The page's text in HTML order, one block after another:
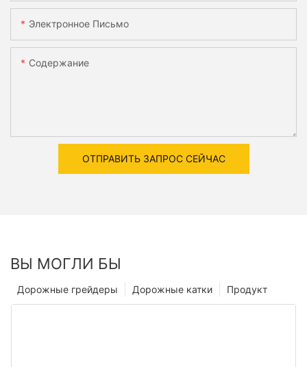
Электронное Письмо
Содержание
ОТПРАВИТЬ ЗАПРОС СЕЙЧАС
ВЫ МОГЛИ БЫ
Продукт
Дорожные катки
Дорожные грейдеры